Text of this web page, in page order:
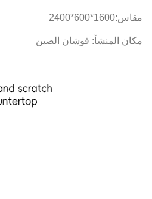
مقاس: 1600*600*2400
مكان المنشأ: فوشان الصين